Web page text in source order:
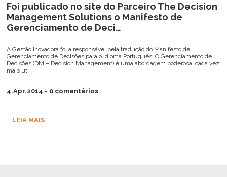
Foi publicado no site do Parceiro The Decision
Management Solutions o Manifesto de
Gerenciamento de Deci…
A Gestão Inovadora foi a responsável pela tradução do Manifesto de
Gerenciamento de Decisões para o idioma Português. O Gerenciamento de
Decisões (DM – Decision Management) é uma abordagem poderosa, cada vez
mais ut…
4.Apr.2014 - 0 comentários
LEIA MAIS